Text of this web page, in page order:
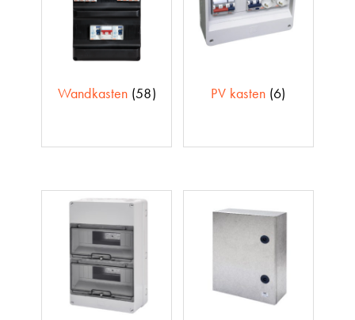
Wandkasten (58) PV kasten (6)